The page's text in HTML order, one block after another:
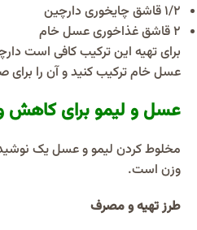
۱/۲ قاشق چایخوری دارچین
۲ قاشق غذاخوری عسل خام
برای تهیه این ترکیب کافی است
عسل خام ترکیب کنید و آن را برای
عسل و لیمو برای کاهش
مخلوط کردن لیمو و عسل یک
وزن است.
طرز تهیه و مصرف